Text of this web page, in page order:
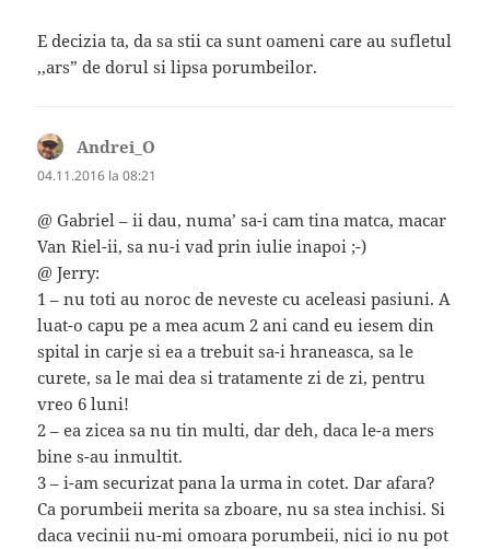
E decizia ta, da sa stii ca sunt oameni care au sufletul
,,ars” de dorul si lipsa porumbeilor.
Andrei_O
04.11.2016 la 08:21
@ Gabriel – ii dau, numa’ sa-i cam tina matca, macar
Van Riel-ii, sa nu-i vad prin iulie inapoi ;-)
@ Jerry:
1 – nu toti au noroc de neveste cu aceleasi pasiuni. A
luat-o capu pe a mea acum 2 ani cand eu iesem din
spital in carje si ea a trebuit sa-i hraneasca, sa le
curete, sa le mai dea si tratamente zi de zi, pentru
vreo 6 luni!
2 – ea zicea sa nu tin multi, dar deh, daca le-a mers
bine s-au inmultit.
3 – i-am securizat pana la urma in cotet. Dar afara?
Ca porumbeii merita sa zboare, nu sa stea inchisi. Si
daca vecinii nu-mi omoara porumbeii, nici io nu pot